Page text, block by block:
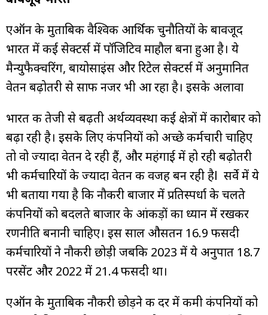
एऑन के मुताबिक वैश्विक आर्थिक चुनौतियों के बावजूद
भारत में कई सेक्टर्स में पॉजिटिव माहौल बना हुआ है। ये
मैन्युफैक्चरिंग, बायोसाइंस और रिटेल सेक्टर्स में अनुमानित
वेतन बढ़ोतरी से साफ नजर भी आ रहा है। इसके अलावा
भारत की तेजी से बढ़ती अर्थव्यवस्था कई क्षेत्रों में कारोबार को
बढ़ा रही है। इसके लिए कंपनियों को अच्छे कर्मचारी चाहिए
तो वो ज्यादा वेतन दे रही हैं, और महंगाई में हो रही बढ़ोतरी
भी कर्मचारियों के ज्यादा वेतन की वजह बन रही हैl सर्वे में ये
भी बताया गया है कि नौकरी बाजार में प्रतिस्पर्धा के चलते
कंपनियों को बदलते बाजार के आंकड़ों का ध्यान में रखकर
रणनीति बनानी चाहिए। इस साल औसतन 16.9 फीसदी
कर्मचारियों ने नौकरी छोड़ी जबकि 2023 में ये अनुपात 18.7
परसेंट और 2022 में 21.4 फीसदी था।
एऑन के मुताबिक नौकरी छोड़ने की दर में कमी कंपनियों को